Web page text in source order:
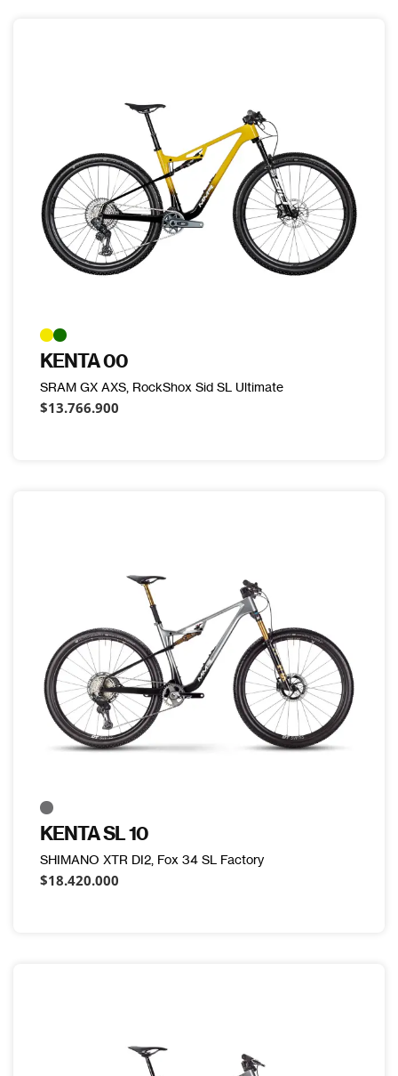
KENTA 00
SRAM GX AXS, RockShox Sid SL Ultimate
$13.766.900
KENTA SL 10
SHIMANO XTR DI2, Fox 34 SL Factory
$18.420.000